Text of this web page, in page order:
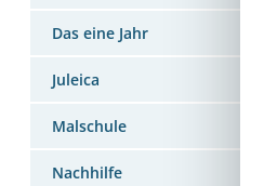
Das eine Jahr
Juleica
Malschule
Nachhilfe